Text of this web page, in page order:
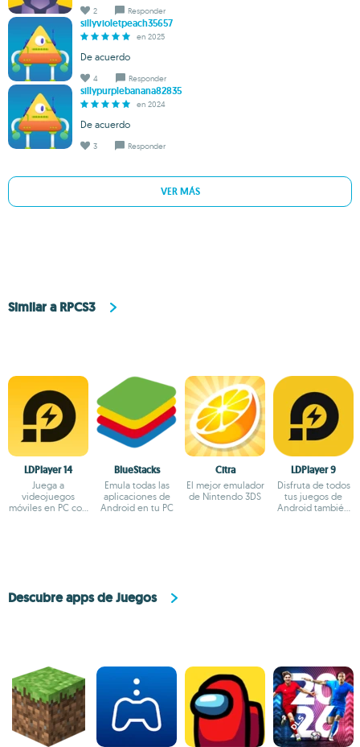
2 Responder
sillyvioletpeach35657
en 2025
De acuerdo
4 Responder
sillypurplebanana82835
en 2024
De acuerdo
3 Responder
VER MÁS
Similar a RPCS3
LDPlayer 14
Juega a
videojuegos
móviles en PC con
BlueStacks
Emula todas las
aplicaciones de
Android en tu PC
Citra
El mejor emulador
de Nintendo 3DS
LDPlayer 9
Disfruta de todos
tus juegos de
Android también
Descubre apps de Juegos